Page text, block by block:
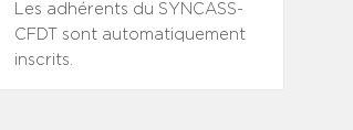
Les adhérents du SYNCASS-
CFDT sont automatiquement
inscrits.